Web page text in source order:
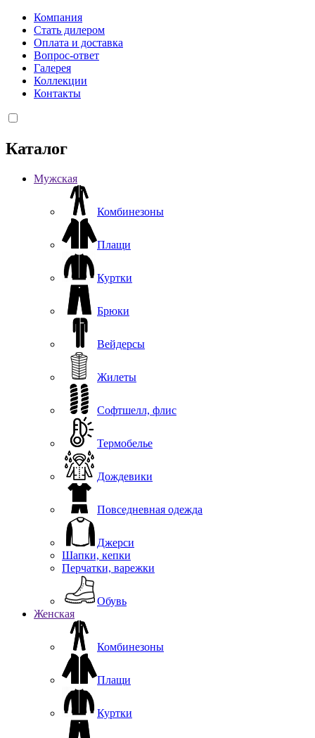
Компания
Стать дилером
Оплата и доставка
Вопрос-ответ
Галерея
Коллекции
Контакты
Каталог
Мужская
Комбинезоны
Плащи
Куртки
Брюки
Вейдерсы
Жилеты
Софтшелл, флис
Термобелье
Дождевики
Повседневная одежда
Джерси
Шапки, кепки
Перчатки, варежки
Обувь
Женская
Комбинезоны
Плащи
Куртки